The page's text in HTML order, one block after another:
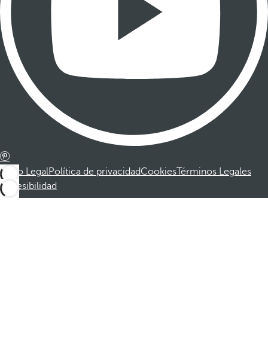
Aviso LegalPolítica de privacidadCookies Términos Legales
Accesibilidad